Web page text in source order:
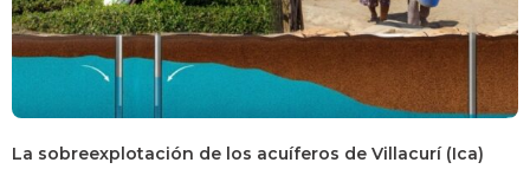
La sobreexplotación de los acuíferos de Villacurí (Ica)